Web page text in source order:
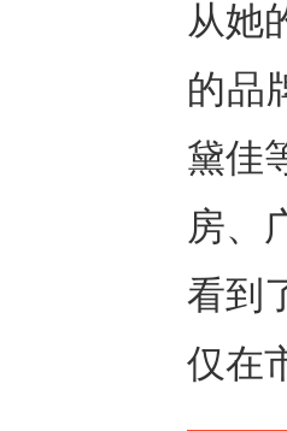
从她
的品
黛佳
房、
看到
仅在